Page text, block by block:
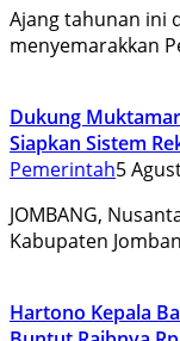
Ajang tahunan ini
menyemarakkan
Dukung
Siapkan Sistem
Pemerintah5
JOMBANG,
Kabupaten
Hartono Kepala